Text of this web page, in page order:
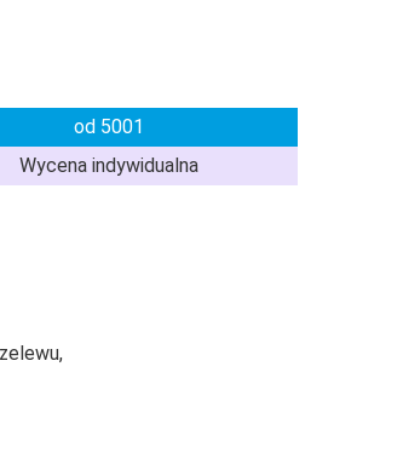
od 5001
Wycena indywidualna